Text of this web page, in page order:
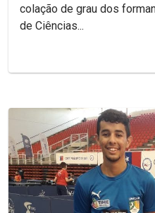
colação de grau dos
de Ciências...